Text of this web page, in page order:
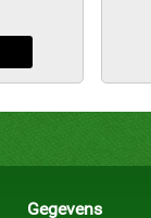
Gegevens